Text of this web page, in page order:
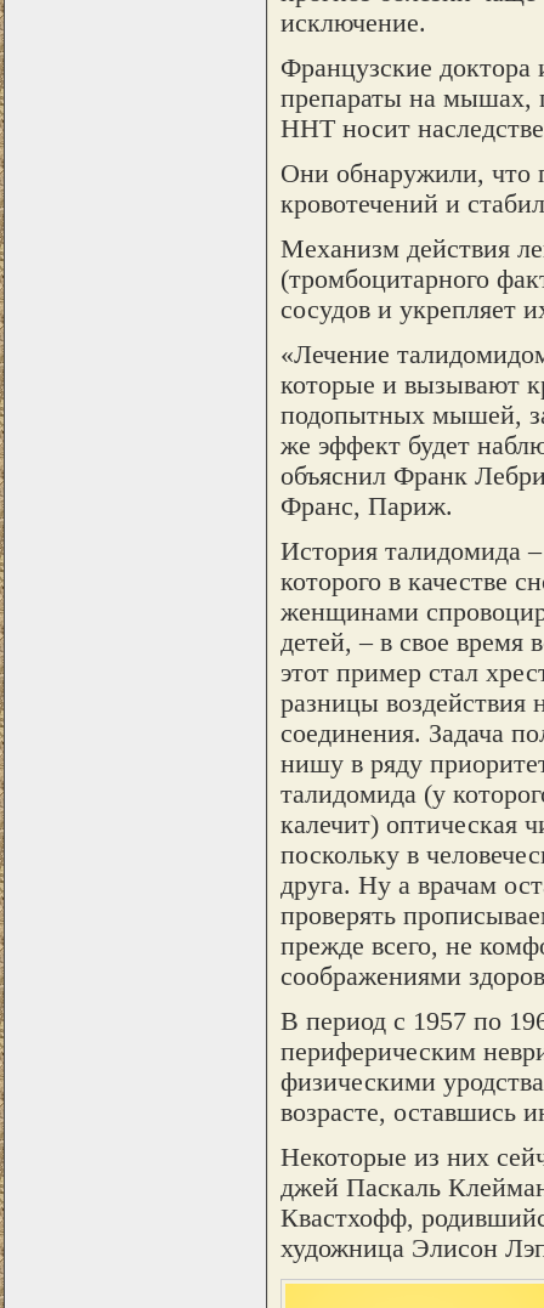
исключение.
Французские
препараты на мышах,
ННТ носит
Они обнаружили, что
кровотечений и
Механизм действия
(тромбоцитарного
сосудов и укрепляет
«Лечение
которые и вызывают
подопытных мышей,
же эффект будет
объяснил Франк
Франс, Париж.
История талидомида –
которого в качестве
женщинами
детей, – в свое время
этот пример стал
разницы воздействия
соединения. Задача
нишу в ряду
талидомида (у
калечит) оптическая
поскольку в
друга. Ну а врачам
проверять
прежде всего, не
соображениями
В период с 1957 по
периферическим
физическими
возрасте, оставшись
Некоторые из них
джей Паскаль
Квастхофф,
художница Элисон